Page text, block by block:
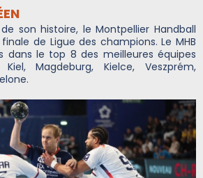
son histoire, le Montpellier Handball
de Ligue des champions. Le MHB
dans le top 8 des meilleures équipes
Magdeburg, Kielce, Veszprém,